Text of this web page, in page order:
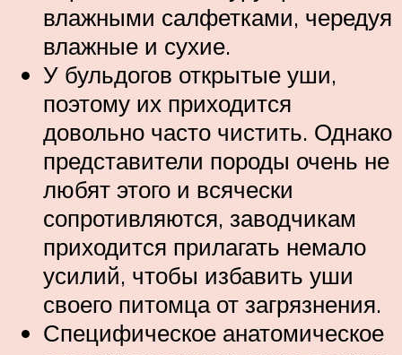
влажными салфетками, чередуя
влажные и сухие.
У бульдогов открытые уши,
поэтому их приходится
довольно часто чистить. Однако
представители породы очень не
любят этого и всячески
сопротивляются, заводчикам
приходится прилагать немало
усилий, чтобы избавить уши
своего питомца от загрязнения.
Специфическое анатомическое